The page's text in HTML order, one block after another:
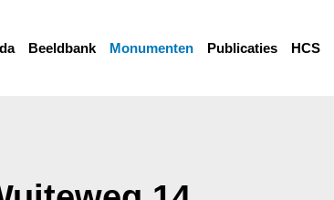
Beeldbank Monumenten Publicaties HCS